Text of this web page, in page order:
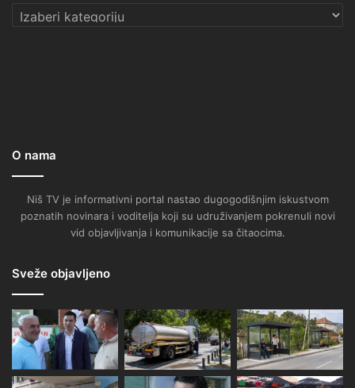
Kategorije
O nama
Niš TV je informativni portal nastao dugogodišnjim iskustvom
poznatih novinara i voditelja koji su udruživanjem pokrenuli novi
vid objavljivanja i komunikacije sa čitaocima.
Sveže objavljeno